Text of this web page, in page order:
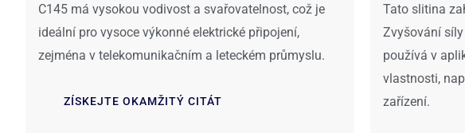
C145 má vysokou vodivost a svařovatelnost, což je
ideální pro vysoce výkonné elektrické připojení,
zejména v telekomunikačním a leteckém průmyslu.
ZÍSKEJTE OKAMŽITÝ CITÁT
Tato slitina
Zvyšování
používá v
vlastnosti,
zařízení.